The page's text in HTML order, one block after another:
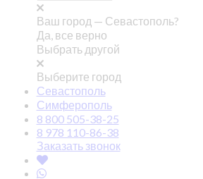
Ваш город — Севастополь?
Да, все верно
Выбрать другой
Выберите город
Севастополь
Симферополь
8 800 505-38-25
8 978 110-86-38
Заказать звонок